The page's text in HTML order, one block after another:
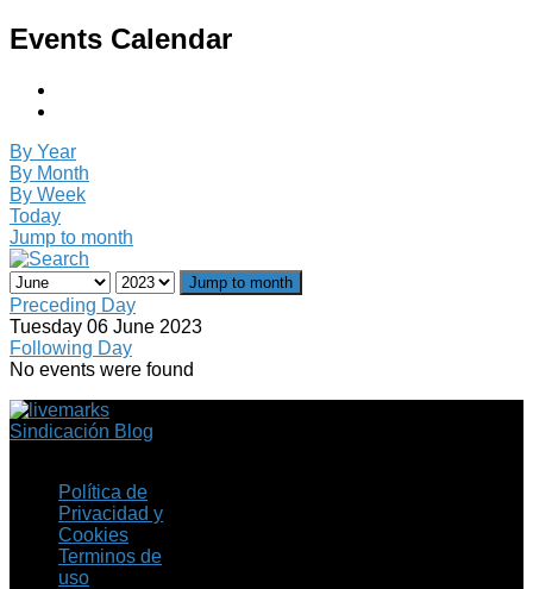
Events Calendar
By Year
By Month
By Week
Today
Jump to month
Jump to month
Preceding Day
Tuesday 06 June 2023
Following Day
No events were found
Sindicación Blog
Política de
Privacidad y
Cookies
Terminos de
uso